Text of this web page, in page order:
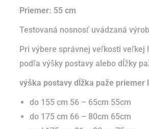
Priemer: 55 cm
Testovaná nosnosť uvádzaná
Pri výbere správnej veľkosti veľkej
podľa výšky postavy alebo dĺžky
výška postavy dĺžka paže priemer
do 155 cm 56 – 65cm 55cm
do 175 cm 66 – 80cm 65cm